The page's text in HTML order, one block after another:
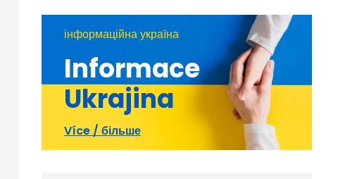
інформаційна україна
Informace
Ukrajina
Více / більше